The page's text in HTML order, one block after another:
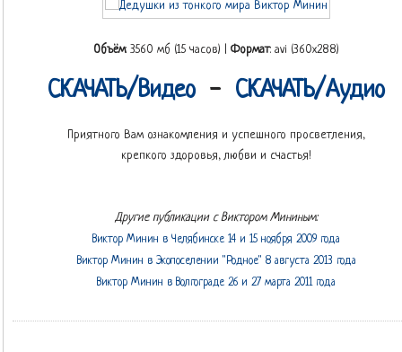
Объём: 3560 мб (15 часов) | Формат: avi (360х288)
СКАЧАТЬ/Видео- СКАЧАТЬ/Аудио
Приятного Вам ознакомления и успешного просветления,
крепкого здоровья, любви и счастья!
Другие публикации с Виктором Мининым:
Виктор Минин в Челябинске 14 и 15 ноября 2009 года
Виктор Минин в Экопоселении "Родное" 8 августа 2013 года
Виктор Минин в Волгограде 26 и 27 марта 2011 года